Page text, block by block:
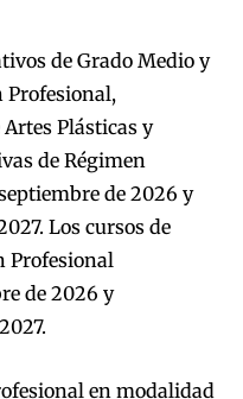
de Grado Medio y
Profesional,
Plásticas y
de Régimen
de 2026 y
Los cursos de
Profesional
de 2026 y
en modalidad